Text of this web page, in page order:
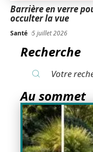
Barrière en verre
occulter la vue
Santé 5 juillet 2026
Recherche
Au sommet